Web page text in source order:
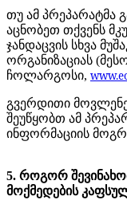
თუ ამ პრეპარატმა
აცნობეთ თქვენს
ჯანდაცვის სხვა
ორგანიზაციას
ჩოლარგოსი,
გვერდითი
შეუწყობთ ამ
ინფორმაციის
5. როგორ
მოქმედების